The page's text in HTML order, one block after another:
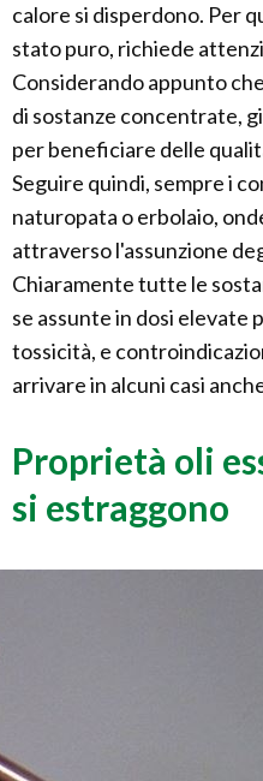
calore si disperdono. Per
stato puro, richiede
Considerando appunto
di sostanze concentrate,
per beneficiare delle
Seguire quindi, sempre i
naturopata o erbolaio,
attraverso l'assunzione
Chiaramente tutte le
se assunte in dosi elevate
tossicità, e
arrivare in alcuni casi
Proprietà oli
si estraggono